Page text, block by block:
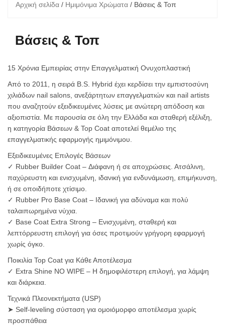
Αρχική σελίδα / Ημιμόνιμα Χρώματα / Βάσεις & Τοπ
Βάσεις & Τοπ
15 Χρόνια Εμπειρίας στην Επαγγελματική Ονυχοπλαστική
Από το 2011, η σειρά B.S. Hybrid έχει κερδίσει την εμπιστοσύνη
χιλιάδων nail salons, ανεξάρτητων επαγγελματιών και nail artists
που αναζητούν εξειδικευμένες λύσεις με ανώτερη απόδοση και
αξιοπιστία. Με παρουσία σε όλη την Ελλάδα και σταθερή εξέλιξη,
η κατηγορία Βάσεων & Top Coat αποτελεί θεμέλιο της
επαγγελματικής εφαρμογής ημιμόνιμου.
Εξειδικευμένες Επιλογές Βάσεων
✓ Rubber Builder Coat – Διάφανη ή σε αποχρώσεις. Ατσάλινη,
παχύρευστη και ενισχυμένη, ιδανική για ενδυνάμωση, επιμήκυνση,
ή σε οποιδήποτε χτίσιμο.
✓ Rubber Pro Base Coat – Ιδανική για αδύναμα και πολύ
ταλαιπωρημένα νύχια.
✓ Base Coat Extra Strong – Ενισχυμένη, σταθερή και
λεπτόρρευστη επιλογή για όσες προτιμούν γρήγορη εφαρμογή
χωρίς όγκο.
Ποικιλία Top Coat για Κάθε Αποτέλεσμα
✓ Extra Shine NO WIPE – Η δημοφιλέστερη επιλογή, για λάμψη
και διάρκεια.
Τεχνικά Πλεονεκτήματα (USP)
➤ Self-leveling σύσταση για ομοιόμορφο αποτέλεσμα χωρίς
προσπάθεια